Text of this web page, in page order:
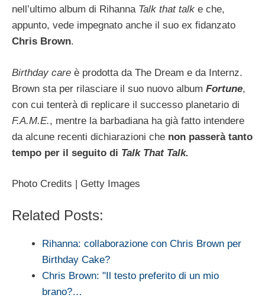
nell’ultimo album di Rihanna Talk that talk e che,
appunto, vede impegnato anche il suo ex fidanzato
Chris Brown.
Birthday care è prodotta da The Dream e da Internz.
Brown sta per rilasciare il suo nuovo album Fortune,
con cui tenterà di replicare il successo planetario di
F.A.M.E., mentre la barbadiana ha già fatto intendere
da alcune recenti dichiarazioni che non passerà tanto
tempo per il seguito di Talk That Talk.
Photo Credits | Getty Images
Related Posts:
Rihanna: collaborazione con Chris Brown per
Birthday Cake?
Chris Brown: "Il testo preferito di un mio
brano?…